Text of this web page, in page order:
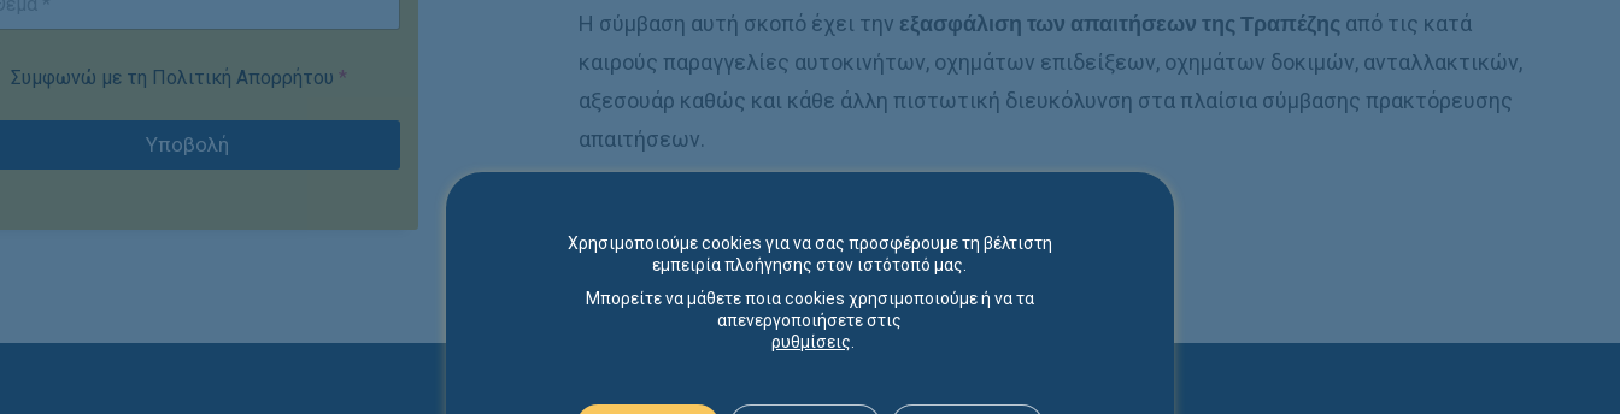
H σύμβαση αυτή σκοπό έχει την εξασφάλιση των απαιτήσεων της Τραπέζης από τις κατά
καιρούς παραγγελίες αυτοκινήτων, οχημάτων επιδείξεων, οχημάτων δοκιμών, ανταλλακτικών,
αξεσουάρ καθώς και κάθε άλλη πιστωτική διευκόλυνση στα πλαίσια σύμβασης πρακτόρευσης
απαιτήσεων.
Συμφωνώ με τη Πολιτική Απορρήτου *
Υποβολή
Χρησιμοποιούμε cookies για να σας προσφέρουμε τη βέλτιστη
εμπειρία πλοήγησης στον ιστότοπό μας.
Μπορείτε να μάθετε ποια cookies χρησιμοποιούμε ή να τα
απενεργοποιήσετε στις
ρυθμίσεις